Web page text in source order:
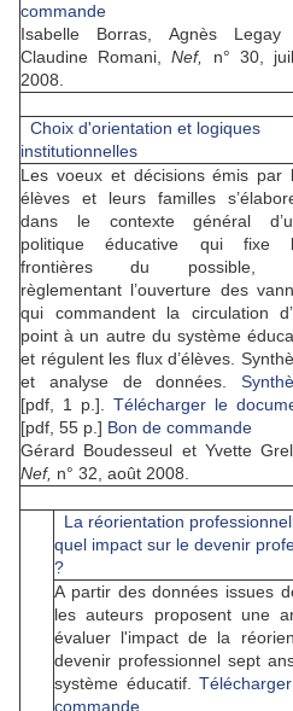
commande
Isabelle Borras, Agnès Legay
Claudine Romani,Nef,
n° 30,
2008.
Choix d'orientation et logiques
institutionnelles
Les voeux et décisions émis par
élèves et leurs familles
dans le contexte général
politique éducative qui fixe
frontières du possible,
règlementant l’ouverture des
qui commandent la circulation
point à un autre du système
et régulent les flux d’élèves.
et analyse de données.
[pdf, 1 p.]. Télécharger le
[pdf, 55 p.] Bon de commande
Gérard Boudesseul et Yvette
Nef, n° 32, août 2008.
La réorientation
quel impact sur le devenir
?
A partir des données issues
les auteurs proposent une
évaluer l'impact de la
devenir professionnel sept
système éducatif.
commande